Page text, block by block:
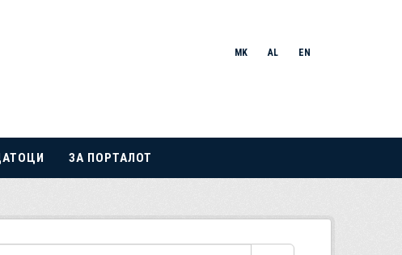
MK AL EN
ЗА ПОРТАЛОТ